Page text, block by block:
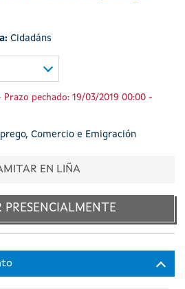
Cidadáns
pechado: 19/03/2019 00:00 -
Comercio e Emigración
EN LIÑA